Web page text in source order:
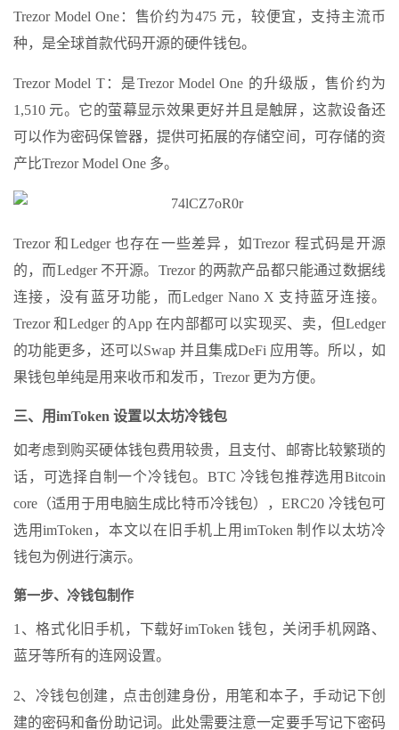
Trezor Model One：售价约为475 元，较便宜，支持主流币
种，是全球首款代码开源的硬件钱包。
Trezor Model T：是Trezor Model One 的升级版，售价约为
1,510 元。它的萤幕显示效果更好并且是触屏，这款设备还
可以作为密码保管器，提供可拓展的存储空间，可存储的资
产比Trezor Model One 多。
Trezor 和Ledger 也存在一些差异，如Trezor 程式码是开源
的，而Ledger 不开源。Trezor 的两款产品都只能通过数据线
连接，没有蓝牙功能，而Ledger Nano X 支持蓝牙连接。
Trezor 和Ledger 的App 在内部都可以实现买、卖，但Ledger
的功能更多，还可以Swap 并且集成DeFi 应用等。所以，如
果钱包单纯是用来收币和发币，Trezor 更为方便。
三、用imToken 设置以太坊冷钱包
如考虑到购买硬体钱包费用较贵，且支付、邮寄比较繁琐的
话，可选择自制一个冷钱包。BTC 冷钱包推荐选用Bitcoin
core（适用于用电脑生成比特币冷钱包），ERC20 冷钱包可
选用imToken，本文以在旧手机上用imToken 制作以太坊冷
钱包为例进行演示。
第一步、冷钱包制作
1、格式化旧手机，下载好imToken 钱包，关闭手机网路、
蓝牙等所有的连网设置。
2、冷钱包创建，点击创建身份，用笔和本子，手动记下创
建的密码和备份助记词。此处需要注意一定要手写记下密码